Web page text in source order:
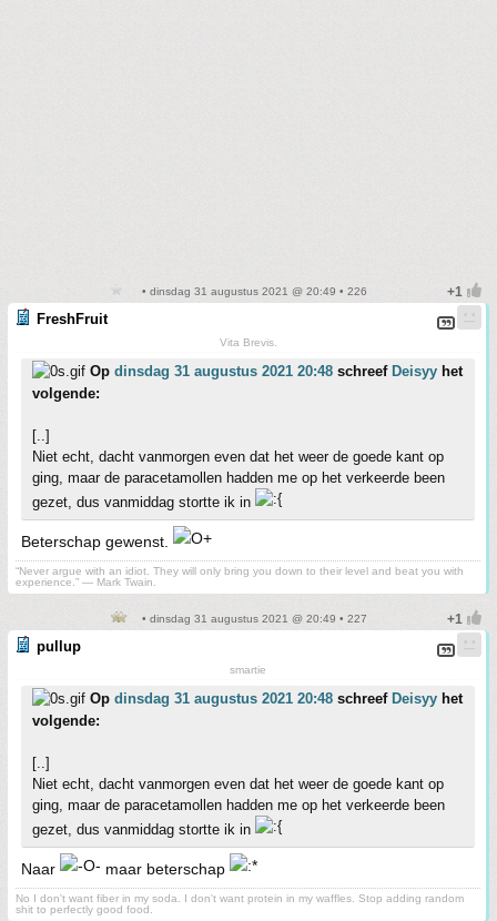
• dinsdag 31 augustus 2021 @ 20:49 • 226
FreshFruit
Vita Brevis.
Op dinsdag 31 augustus 2021 20:48 schreef Deisyy het
volgende:
[..]
Niet echt, dacht vanmorgen even dat het weer de goede kant op
ging, maar de paracetamollen hadden me op het verkeerde been
gezet, dus vanmiddag stortte ik in
Beterschap gewenst.
“Never argue with an idiot. They will only bring you down to their level and beat you with
experience.” ― Mark Twain.
• dinsdag 31 augustus 2021 @ 20:49 • 227
pullup
smartie
Op dinsdag 31 augustus 2021 20:48 schreef Deisyy het
volgende:
[..]
Niet echt, dacht vanmorgen even dat het weer de goede kant op
ging, maar de paracetamollen hadden me op het verkeerde been
gezet, dus vanmiddag stortte ik in
Naar maar beterschap
No I don't want fiber in my soda. I don't want protein in my waffles. Stop adding random
shit to perfectly good food.